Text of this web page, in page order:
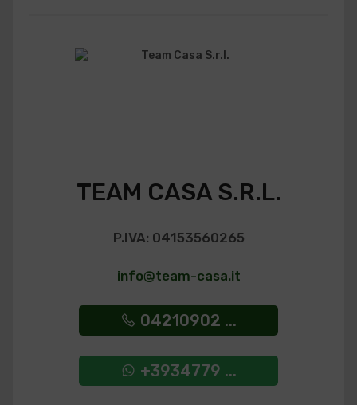
TEAM CASA S.R.L.
P.IVA: 04153560265
info@team-casa.it
04210902 ...
+3934779 ...